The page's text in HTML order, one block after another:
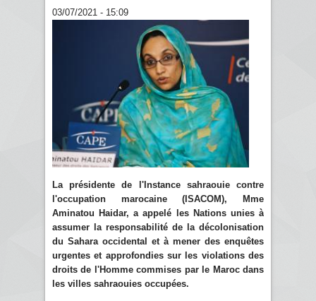
03/07/2021 - 15:09
La présidente de l'Instance sahraouie contre
l'occupation marocaine (ISACOM), Mme
Aminatou Haidar, a appelé les Nations unies à
assumer la responsabilité de la décolonisation
du Sahara occidental et à mener des enquêtes
urgentes et approfondies sur les violations des
droits de l'Homme commises par le Maroc dans
les villes sahraouies occupées.